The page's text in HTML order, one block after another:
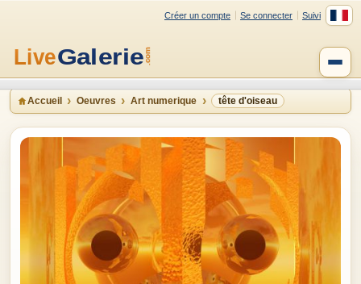
Créer un compte Se connecter Suivi
Accueil Oeuvres Art numerique tête d'oiseau